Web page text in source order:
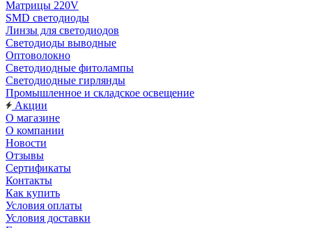
Матрицы 220V
SMD светодиоды
Линзы для светодиодов
Светодиоды выводные
Оптоволокно
Светодиодные фитолампы
Светодиодные гирлянды
Промышленное и складское освещение
Акции
О магазине
О компании
Новости
Отзывы
Сертификаты
Контакты
Как купить
Условия оплаты
Условия доставки